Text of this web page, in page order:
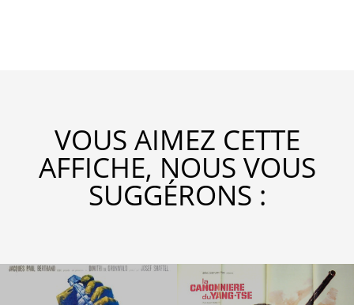
VOUS AIMEZ CETTE
AFFICHE, NOUS VOUS
SUGGÉRONS :